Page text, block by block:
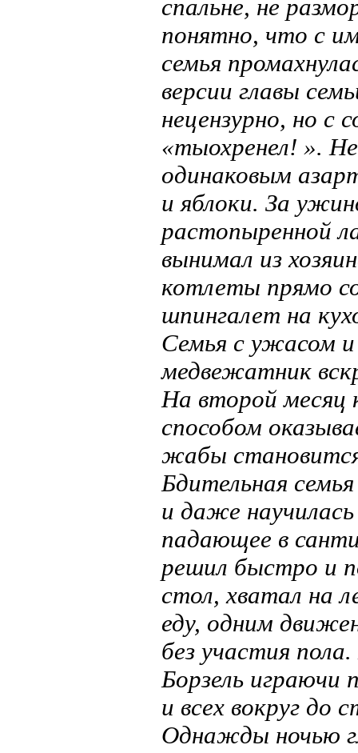
спальне, не
понятно, что с
семья
версии главы
нецензурно, но с
«тыохренел! ».
одинаковым
и яблоки. За
растопыренной
вынимал из
котлеты прямо
шпингалет на
Семья с ужасом
медвежатник
На второй месяц
способом
жабы становится
Бдительная
и даже
падающее в
решил быстро и
стол, хватал на
еду, одним
без участия
Борзель играючи
и всех вокруг до
Однажды ночью